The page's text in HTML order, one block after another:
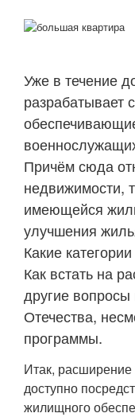
Уже в течение
разрабатывает
Причём сюда
недвижимости,
имеющейся
улучшения
Какие
Как встать на
другие
Отечества,
программы.
Итак,
доступно
жилищного